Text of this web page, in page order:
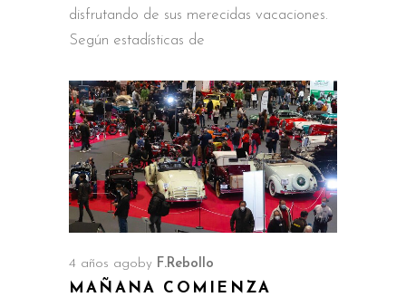
disfrutando de sus merecidas vacaciones.
Según estadísticas de
4 años ago by F.Rebollo
MAÑANA COMIENZA